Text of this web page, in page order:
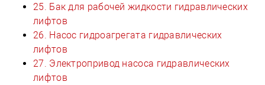
25. Бак для рабочей жидкости гидравлических
лифтов
26. Насос гидроагрегата гидравлических
лифтов
27. Электропривод насоса гидравлических
лифтов